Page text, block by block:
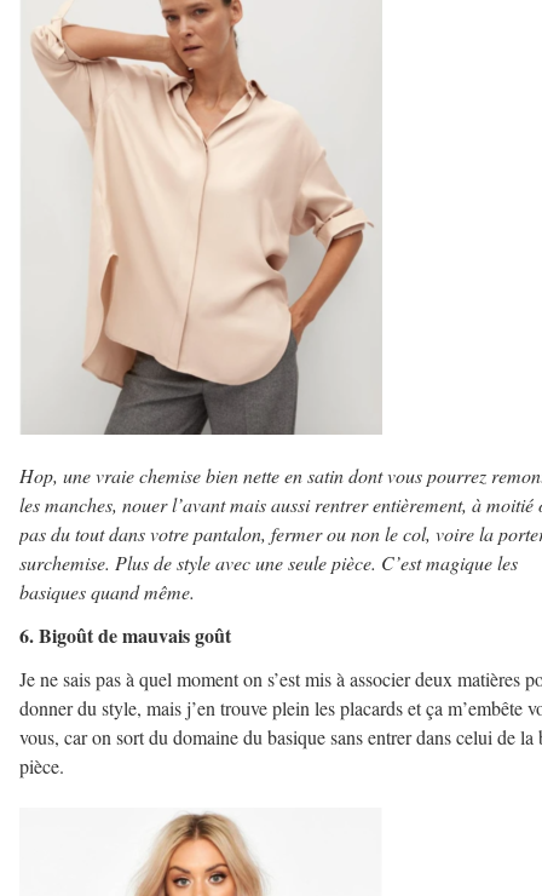
Hop, une vraie chemise bien nette en satin dont vous pourrez
les manches, nouer l’avant mais aussi rentrer entièrement, à moitié
pas du tout dans votre pantalon, fermer ou non le col, voire la
surchemise. Plus de style avec une seule pièce. C’est magique les
basiques quand même.
6. Bigoût de mauvais goût
Je ne sais pas à quel moment on s’est mis à associer deux matières
donner du style, mais j’en trouve plein les placards et ça m’embête
vous, car on sort du domaine du basique sans entrer dans celui de la
pièce.